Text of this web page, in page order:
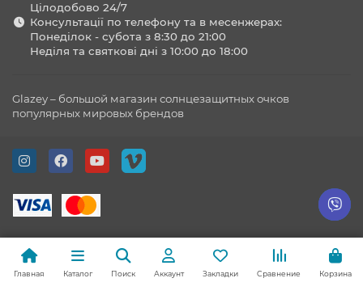
Цілодобово 24/7
Консультації по телефону та в месенжерах:
Понеділок - субота з 8:30 до 21:00
Неділя та святкові дні з 10:00 до 18:00
Glazey – большой магазин солнцезащитных очков
популярных мировых брендов
Главная Каталог Поиск Аккаунт Закладки Сравнение Корзина